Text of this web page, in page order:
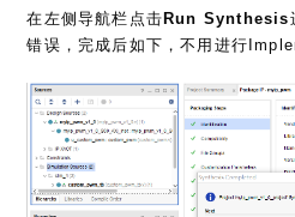
在左侧导航栏点击Run Synthesis
错误，完成后如下，不用进行